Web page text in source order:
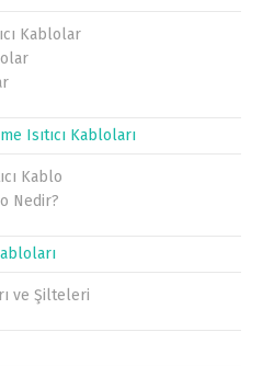
Kablolar
Isıtıcı Kabloları
Kablo
Nedir?
ve Şilteleri